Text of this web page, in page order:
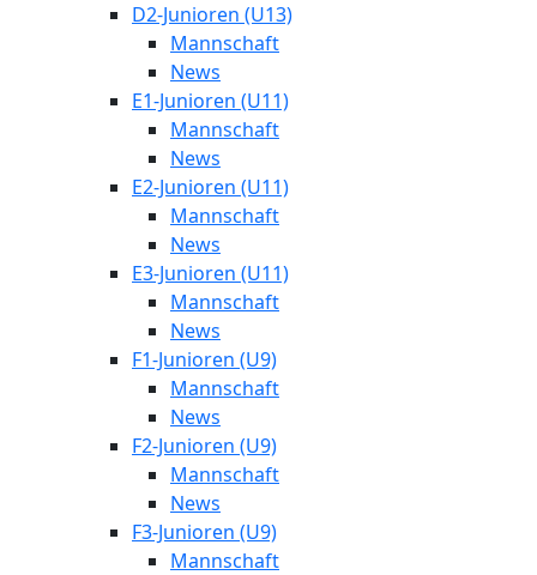
D2-Junioren (U13)
Mannschaft
News
E1-Junioren (U11)
Mannschaft
News
E2-Junioren (U11)
Mannschaft
News
E3-Junioren (U11)
Mannschaft
News
F1-Junioren (U9)
Mannschaft
News
F2-Junioren (U9)
Mannschaft
News
F3-Junioren (U9)
Mannschaft